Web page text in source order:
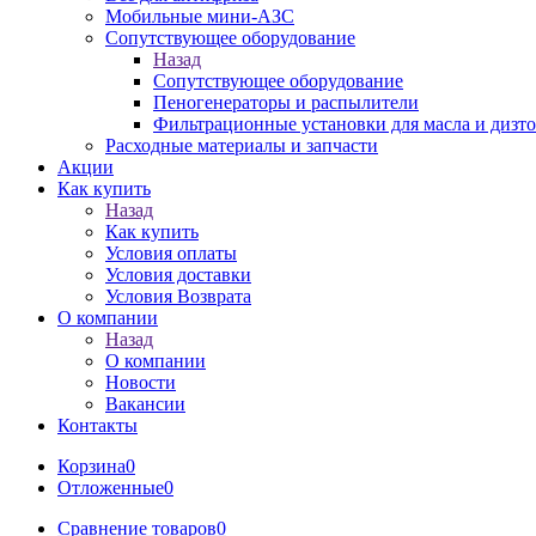
Мобильные мини-АЗС
Сопутствующее оборудование
Назад
Сопутствующее оборудование
Пеногенераторы и распылители
Фильтрационные установки для масла и
Расходные материалы и запчасти
Акции
Как купить
Назад
Как купить
Условия оплаты
Условия доставки
Условия Возврата
О компании
Назад
О компании
Новости
Вакансии
Контакты
Корзина0
Отложенные0
Сравнение товаров0